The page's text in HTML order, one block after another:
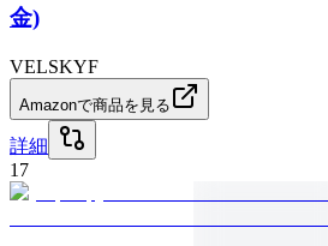
金)
VELSKYF
Amazonで商品を見る
詳細
17